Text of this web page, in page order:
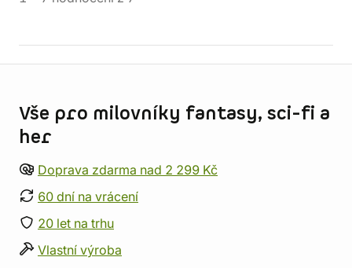
Vše pro milovníky fantasy, sci-fi a
her
Doprava zdarma nad 2 299 Kč
60 dní na vrácení
20 let na trhu
Vlastní výroba